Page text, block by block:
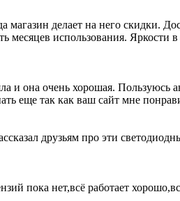
делает на него скидки.
месяцев использования. Яркости
и она очень хорошая. Пользуюсь
еще так как ваш сайт мне
друзьям про эти
пока нет,всё работает